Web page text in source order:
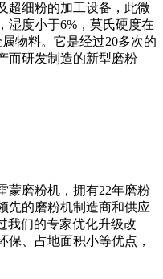
超细粉的加工设备，此微
湿度小于6%，莫氏硬度在
物料。它是经过20多次的
而研发制造的新型磨粉
蒙磨粉机，拥有22年磨粉
先的磨粉机制造商和供应
我们的专家优化升级改
保、占地面积小等优点，